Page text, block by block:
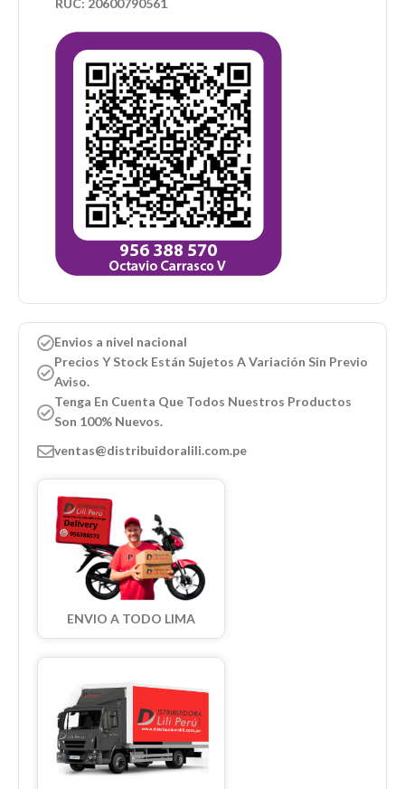
RUC: 20600790561
Envios a nivel nacional
Precios Y Stock Están Sujetos A Variación Sin Previo
Aviso.
Tenga En Cuenta Que Todos Nuestros Productos
Son 100% Nuevos.
ventas@distribuidoralili.com.pe
ENVIO A TODO LIMA